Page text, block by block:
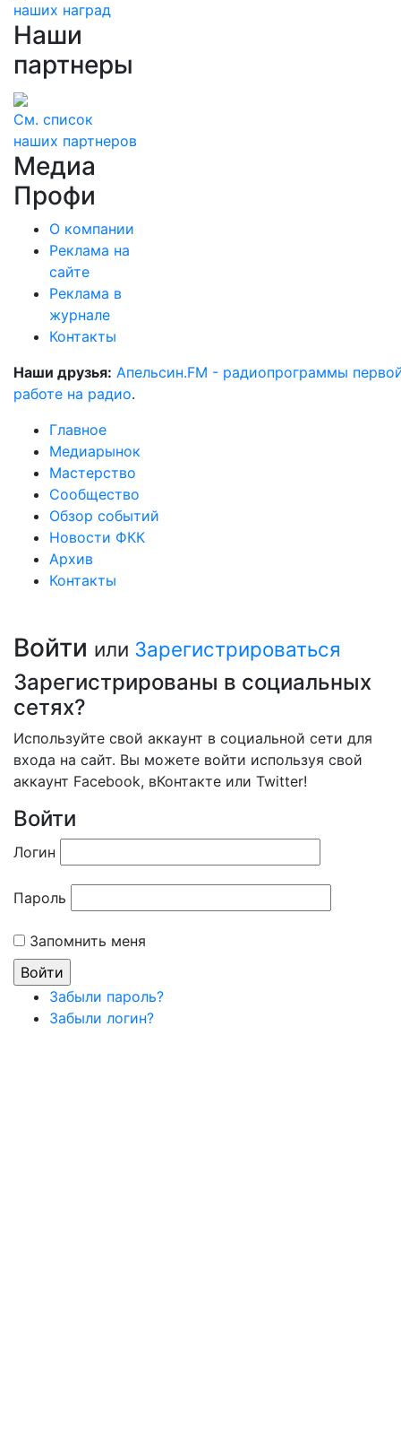
наших наград
Наши
партнеры
См. список
наших партнеров
Медиа
Профи
О компании
Реклама на
сайте
Реклама в
журнале
Контакты
Наши друзья: Апельсин.FM - радиопрограммы
работе на радио.
Главное
Медиарынок
Мастерство
Сообщество
Обзор событий
Новости ФКК
Архив
Контакты
Войти или Зарегистрироваться
Зарегистрированы в социальных
сетях?
Используйте свой аккаунт в социальной сети для
входа на сайт. Вы можете войти используя свой
аккаунт Facebook, вКонтакте или Twitter!
Войти
Логин
Пароль
Запомнить меня
Забыли пароль?
Забыли логин?